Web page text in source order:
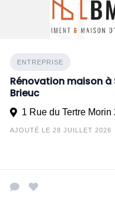
ENTREPRISE
Rénovation maison
Brieuc
AJOUTÉ LE 28 JUILLET 2026